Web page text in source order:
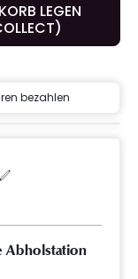
LEGEN
bezahlen
Abholstation